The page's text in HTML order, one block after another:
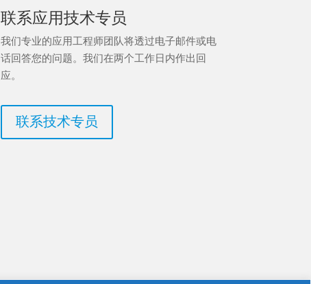
联系应用技术专员
我们专业的应用工程师团队将透过电子邮件或电
话回答您的问题。我们在两个工作日内作出回
应。
联系技术专员